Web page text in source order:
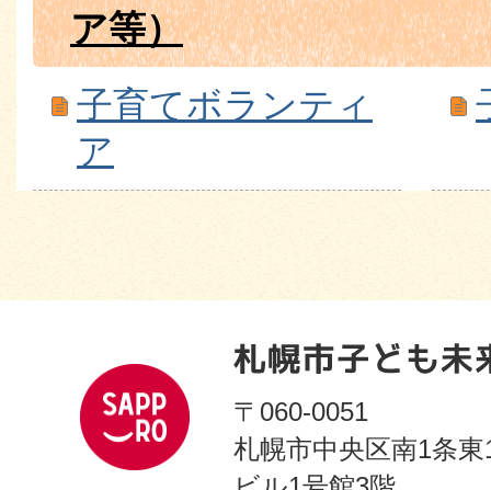
ア等）
子育てボランティ
ア
〒060-0051
札幌市中央区南1条